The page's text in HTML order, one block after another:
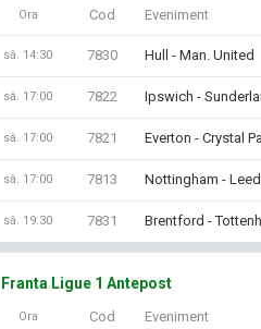
Ora Cod Eveniment
sâ. 14:30 7830 Hull - Man. United
sâ. 17:00 7822 Ipswich -
sâ. 17:00 7821 Everton - Crystal
sâ. 17:00 7813 Nottingham -
sâ. 19:30 7831 Brentford -
Franta Ligue 1 Antepost
Ora Cod Eveniment